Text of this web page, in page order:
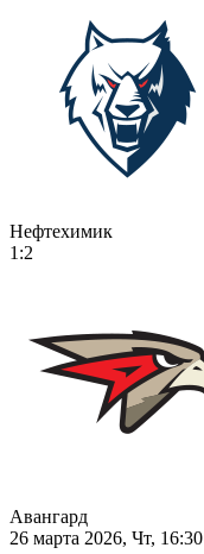
Нефтехимик
1:2
Авангард
26 марта 2026, Чт, 16:30